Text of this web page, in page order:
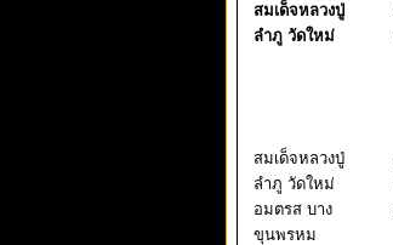
สมเด็จหลวงปู่
ลำภู วัดใหม่
สมเด็จหลวงปู่
ลำภู วัดใหม่
อมตรส บาง
ขุนพรหม